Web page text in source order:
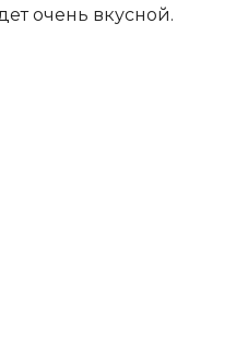
очень вкусной.